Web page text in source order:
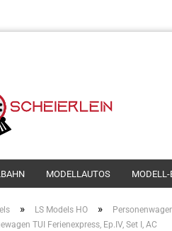
MODELLAUTOS MODELL-
» LS Models HO »
TUI Ferienexpress, Ep.IV, Set I, AC